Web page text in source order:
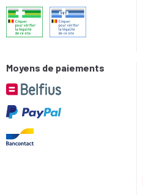
Moyens de paiements